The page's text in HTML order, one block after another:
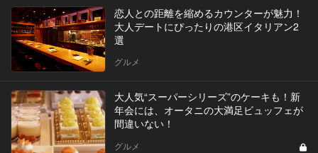
恋人との距離を縮めるカウンターが魅力！
大人デートにぴったりの港区イタリアン2
選
グルメ
大人気“スーパーシリーズ”のケーキも！新
年会には、オータニの大満足ビュッフェが
間違いない！
グルメ